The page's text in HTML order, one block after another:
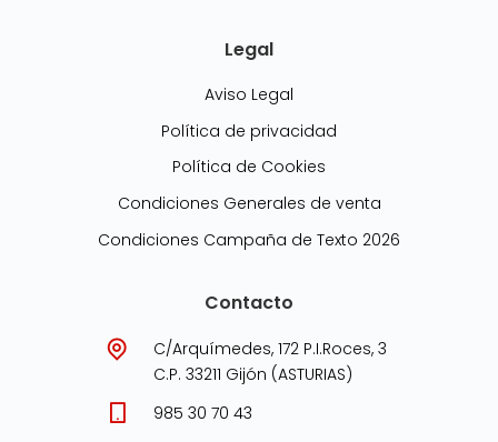
Legal
Aviso Legal
Política de privacidad
Política de Cookies
Condiciones Generales de venta
Condiciones Campaña de Texto 2026
Contacto
C/Arquímedes, 172 P.I.Roces, 3
C.P. 33211 Gijón (ASTURIAS)
985 30 70 43